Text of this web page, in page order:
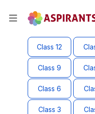
Class 12
Class 9
Class 6
Class 3